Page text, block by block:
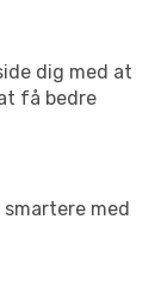
dig med at
få bedre
med